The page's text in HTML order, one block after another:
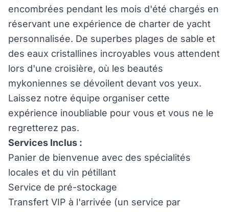
encombrées pendant les mois d'été chargés en
réservant une expérience de charter de yacht
personnalisée. De superbes plages de sable et
des eaux cristallines incroyables vous attendent
lors d'une croisière, où les beautés
mykoniennes se dévoilent devant vos yeux.
Laissez notre équipe organiser cette
expérience inoubliable pour vous et vous ne le
regretterez pas.
Services Inclus :
Panier de bienvenue avec des spécialités
locales et du vin pétillant
Service de pré-stockage
Transfert VIP à l'arrivée (un service par